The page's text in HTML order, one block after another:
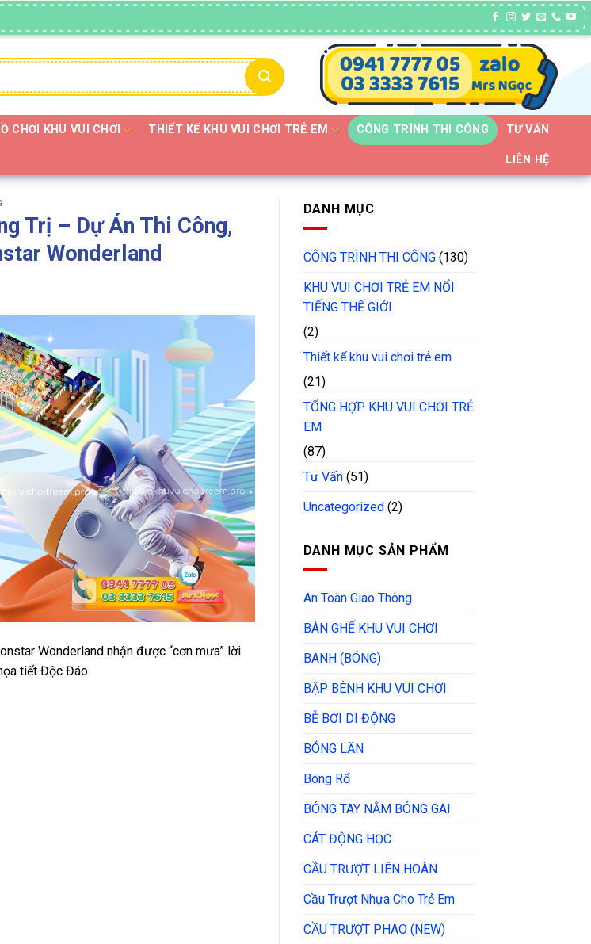
CHƠI KHU VUI CHƠI THIẾT KẾ KHU VUI CHƠI TRẺ EM CÔNG TRÌNH THI CÔNG TƯ VẤN
LIÊN HỆ
Trị – Dự Án Thi Công,
Wonderland
Wonderland nhận được “cơn mưa” lời
tiết Độc Đáo.
DANH MỤC
CÔNG TRÌNH THI CÔNG(130)
KHU VUI CHƠI TRẺ EM NỔI
TIẾNG THẾ GIỚI
(2)
Thiết kế khu vui chơi trẻ em
(21)
TỔNG HỢP KHU VUI CHƠI TRẺ
EM
(87)
Tư Vấn(51)
Uncategorized(2)
DANH MỤC SẢN PHẨM
An Toàn Giao Thông
BÀN GHẾ KHU VUI CHƠI
BANH (BÓNG)
BẬP BÊNH KHU VUI CHƠI
BỄ BƠI DI ĐỘNG
BÓNG LĂN
Bóng Rổ
BÓNG TAY NẮM BÓNG GAI
CÁT ĐỘNG HỌC
CẦU TRƯỢT LIÊN HOÀN
Cầu Trượt Nhựa Cho Trẻ Em
CẦU TRƯỢT PHAO (NEW)